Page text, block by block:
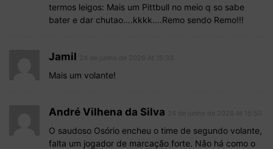
termos leigos: Mais um Pittbull no meio q so sabe
bater e dar chutao….kkkk….Remo sendo Remo!!!
Jamil
Mais um volante!
André Vilhena da Silva
O saudoso Osório encheu o time de segundo volante,
falta um jogador de marcação forte. Não há como o